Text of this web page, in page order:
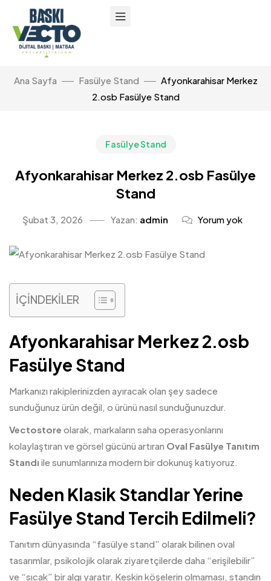
Ana Sayfa Fasülye Stand
Afyonkarahisar Merkez
2.osb Fasülye Stand
Fasülye Stand
Afyonkarahisar Merkez 2.osb Fasülye
Stand
Şubat 3, 2026 Yazan: admin Yorum yok
İÇİNDEKİLER
Afyonkarahisar Merkez 2.osb
Fasülye Stand
Markanızı rakiplerinizden ayıracak olan şey sadece
sunduğunuz ürün değil, o ürünü nasıl sunduğunuzdur.
Vectostore olarak, markaların saha operasyonlarını
kolaylaştıran ve görsel gücünü artıran Oval Fasülye Tanıtım
Standı ile sunumlarınıza modern bir dokunuş katıyoruz.
Neden Klasik Standlar Yerine
Fasülye Stand Tercih Edilmeli?
Tanıtım dünyasında “fasülye stand” olarak bilinen oval
tasarımlar, psikolojik olarak ziyaretçilerde daha “erişilebilir”
ve “sıcak” bir algı yaratır. Keskin köşelerin olmaması, standın